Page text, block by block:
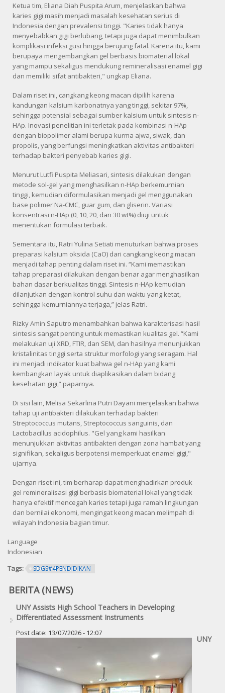
Ketua tim, Eliana Diah Puspita Arum, menjelaskan bahwa
karies gigi masih menjadi masalah kesehatan serius di
Indonesia dengan prevalensi tinggi. "Karies tidak hanya
menyebabkan gigi berlubang, tetapi juga dapat menimbulkan
komplikasi infeksi gusi hingga berujung fatal. Karena itu, kami
berupaya mengembangkan gel berbasis biomaterial lokal
yang mampu sekaligus mendukung remineralisasi enamel gigi
dan memiliki sifat antibakteri," ungkap Eliana.
Dalam riset ini, cangkang keong macan dipilih karena
kandungan kalsium karbonatnya yang tinggi, sekitar 97%,
sehingga potensial sebagai sumber kalsium untuk sintesis n-
HAp. Inovasi penelitian ini terletak pada kombinasi n-HAp
dengan biopolimer alami berupa kurma ajwa, siwak, dan
propolis, yang berfungsi meningkatkan aktivitas antibakteri
terhadap bakteri penyebab karies gigi.
Menurut Lutfi Puspita Meliasari, sintesis dilakukan dengan
metode sol-gel yang menghasilkan n-HAp berkemurnian
tinggi, kemudian diformulasikan menjadi gel menggunakan
base polimer Na-CMC, guar gum, dan gliserin. Variasi
konsentrasi n-HAp (0, 10, 20, dan 30 wt%) diuji untuk
menentukan formulasi terbaik.
Sementara itu, Ratri Yulina Setiati menuturkan bahwa proses
preparasi kalsium oksida (CaO) dari cangkang keong macan
menjadi tahap penting dalam riset ini. “Kami memastikan
tahap preparasi dilakukan dengan benar agar menghasilkan
bahan dasar berkualitas tinggi. Sintesis n-HAp kemudian
dilanjutkan dengan kontrol suhu dan waktu yang ketat,
sehingga kemurniannya terjaga,” jelas Ratri.
Rizky Amin Saputro menambahkan bahwa karakterisasi hasil
sintesis sangat penting untuk memastikan kualitas gel. “Kami
melakukan uji XRD, FTIR, dan SEM, dan hasilnya menunjukkan
kristalinitas tinggi serta struktur morfologi yang seragam. Hal
ini menjadi indikator kuat bahwa gel n-HAp yang kami
kembangkan layak untuk diaplikasikan dalam bidang
kesehatan gigi,” paparnya.
Di sisi lain, Melisa Sekarlina Putri Dayani menjelaskan bahwa
tahap uji antibakteri dilakukan terhadap bakteri
Streptococcus mutans, Streptococcus sanguinis, dan
Lactobacillus acidophilus. "Gel yang kami hasilkan
menunjukkan aktivitas antibakteri dengan zona hambat yang
signifikan, sekaligus berpotensi memperkuat enamel gigi,"
ujarnya.
Dengan riset ini, tim berharap dapat menghadirkan produk
gel remineralisasi gigi berbasis biomaterial lokal yang tidak
hanya efektif mencegah karies tetapi juga ramah lingkungan
dan bernilai ekonomi, mengingat keong macan melimpah di
wilayah Indonesia bagian timur.
Language
Indonesian
Tags:
SDGS#4PENDIDIKAN
BERITA (NEWS)
UNY Assists High School Teachers in Developing
Differentiated Assessment Instruments
Post date: 13/07/2026 - 12:07
UNY